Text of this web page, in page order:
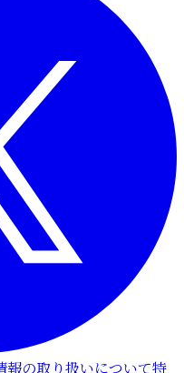
報の取り扱いについて特